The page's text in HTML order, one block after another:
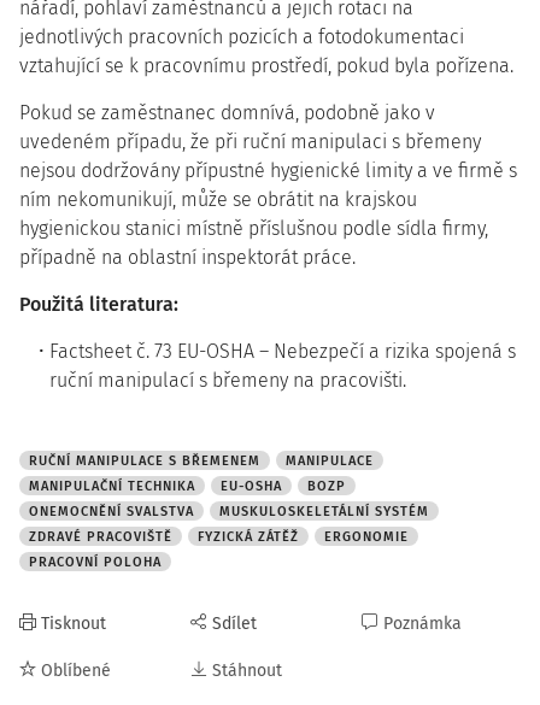
nářadí, pohlaví zaměstnanců a jejich rotaci na
jednotlivých pracovních pozicích a fotodokumentaci
vztahující se k pracovnímu prostředí, pokud byla pořízena.
Pokud se zaměstnanec domnívá, podobně jako v
uvedeném případu, že při ruční manipulaci s břemeny
nejsou dodržovány přípustné hygienické limity a ve firmě s
ním nekomunikují, může se obrátit na krajskou
hygienickou stanici místně příslušnou podle sídla firmy,
případně na oblastní inspektorát práce.
Použitá literatura:
Factsheet č. 73 EU-OSHA – Nebezpečí a rizika spojená s
ruční manipulací s břemeny na pracovišti.
RUČNÍ MANIPULACE S BŘEMENEM
MANIPULACE
MANIPULAČNÍ TECHNIKA
EU-OSHA
BOZP
ONEMOCNĚNÍ SVALSTVA
MUSKULOSKELETÁLNÍ SYSTÉM
ZDRAVÉ PRACOVIŠTĚ
FYZICKÁ ZÁTĚŽ
ERGONOMIE
PRACOVNÍ POLOHA
Tisknout
Oblíbené
Sdílet
Stáhnout
Poznámka